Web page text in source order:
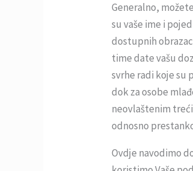
Generalno,
su vaše ime i
dostupnih
time date vašu
svrhe radi koje su
dok za osobe
neovlaštenim
odnosno
Ovdje navodimo